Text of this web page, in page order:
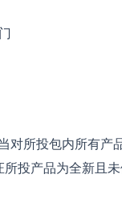
对所投包内所有产
投产品为全新且